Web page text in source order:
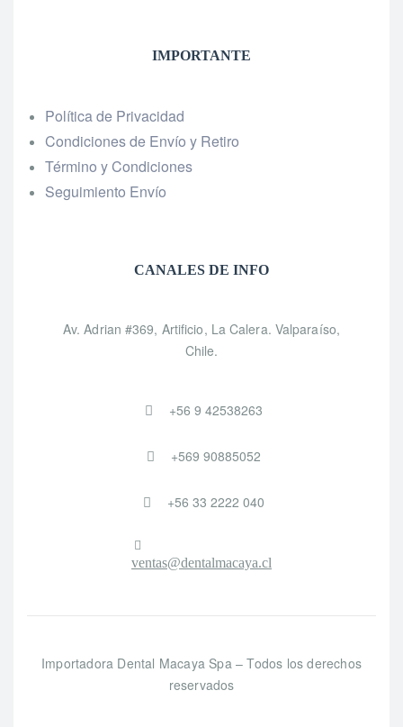
IMPORTANTE
Política de Privacidad
Condiciones de Envío y Retiro
Término y Condiciones
Seguimiento Envío
CANALES DE INFO
Av. Adrian #369, Artificio, La Calera. Valparaíso,
Chile.
+56 9 42538263
+569 90885052
+56 33 2222 040
ventas@dentalmacaya.cl
Importadora Dental Macaya Spa – Todos los derechos
reservados